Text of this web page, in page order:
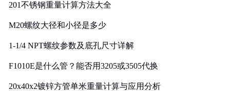
201不锈钢重量计算方法大全
M20螺纹大径和小径是多少
1-1/4 NPT螺纹参数及底孔尺寸详解
F1010E是什么管？能否用3205或3505代换
20x40x2镀锌方管单米重量计算与应用分析